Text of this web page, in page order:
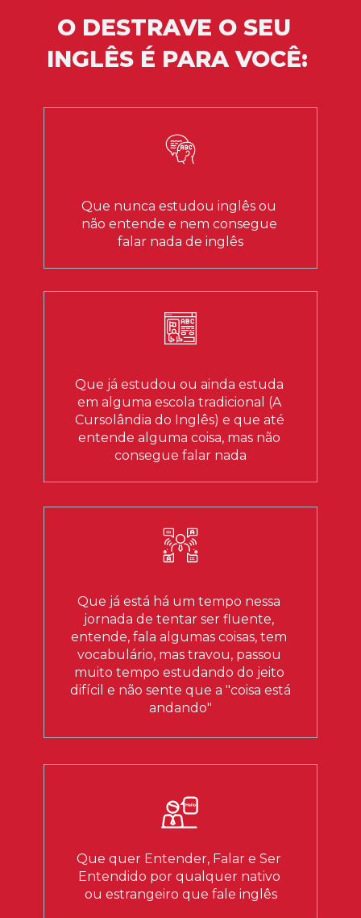
O DESTRAVE O SEU
INGLÊS É PARA VOCÊ:
Que nunca estudou inglês ou
não entende e nem consegue
falar nada de inglês
Que já estudou ou ainda estuda
em alguma escola tradicional (A
Cursolândia do Inglês) e que até
entende alguma coisa, mas não
consegue falar nada
Que já está há um tempo nessa
jornada de tentar ser fluente,
entende, fala algumas coisas, tem
vocabulário, mas travou, passou
muito tempo estudando do jeito
difícil e não sente que a "coisa está
andando"
Que quer Entender, Falar e Ser
Entendido por qualquer nativo
ou estrangeiro que fale inglês